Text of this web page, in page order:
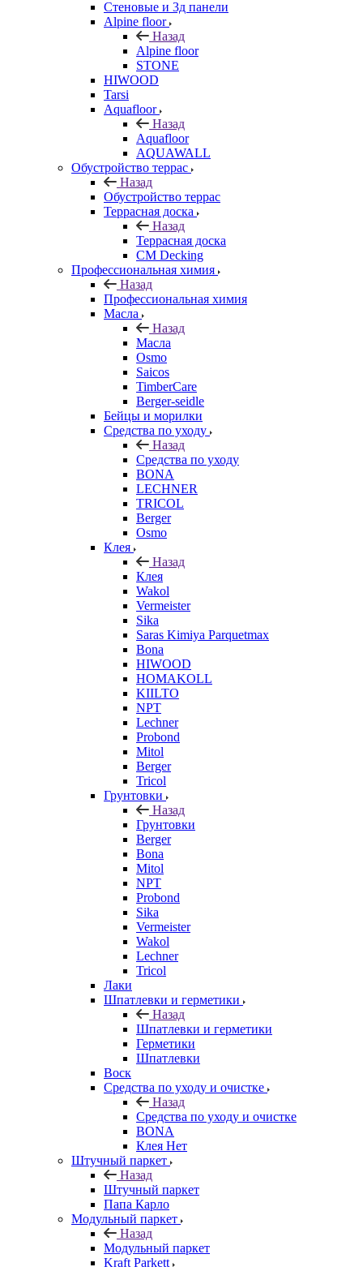
Стеновые и 3д панели
Alpine floor
Назад
Alpine floor
STONE
HIWOOD
Tarsi
Aquafloor
Назад
Aquafloor
AQUAWALL
Обустройство террас
Назад
Обустройство террас
Террасная доска
Назад
Террасная доска
CM Decking
Профессиональная химия
Назад
Профессиональная химия
Масла
Назад
Масла
Osmo
Saicos
TimberCare
Berger-seidle
Бейцы и морилки
Средства по уходу
Назад
Средства по уходу
BONA
LECHNER
TRICOL
Berger
Osmo
Клея
Назад
Клея
Wakol
Vermeister
Sika
Saras Kimiya Parquetmax
Bona
HIWOOD
HOMAKOLL
KIILTO
NPT
Lechner
Probond
Mitol
Berger
Tricol
Грунтовки
Назад
Грунтовки
Berger
Bona
Mitol
NPT
Probond
Sika
Vermeister
Wakol
Lechner
Tricol
Лаки
Шпатлевки и герметики
Назад
Шпатлевки и герметики
Герметики
Шпатлевки
Воск
Средства по уходу и очистке
Назад
Средства по уходу и очистке
BONA
Клея Нет
Штучный паркет
Назад
Штучный паркет
Папа Карло
Модульный паркет
Назад
Модульный паркет
Kraft Parkett